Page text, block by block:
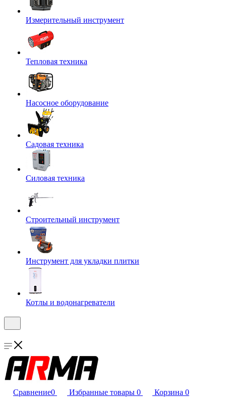
Измерительный инструмент
Тепловая техника
Насосное оборудование
Садовая техника
Силовая техника
Строительный инструмент
Инструмент для укладки плитки
Котлы и водонагреватели
Сравнение0 Избранные товары 0 Корзина 0